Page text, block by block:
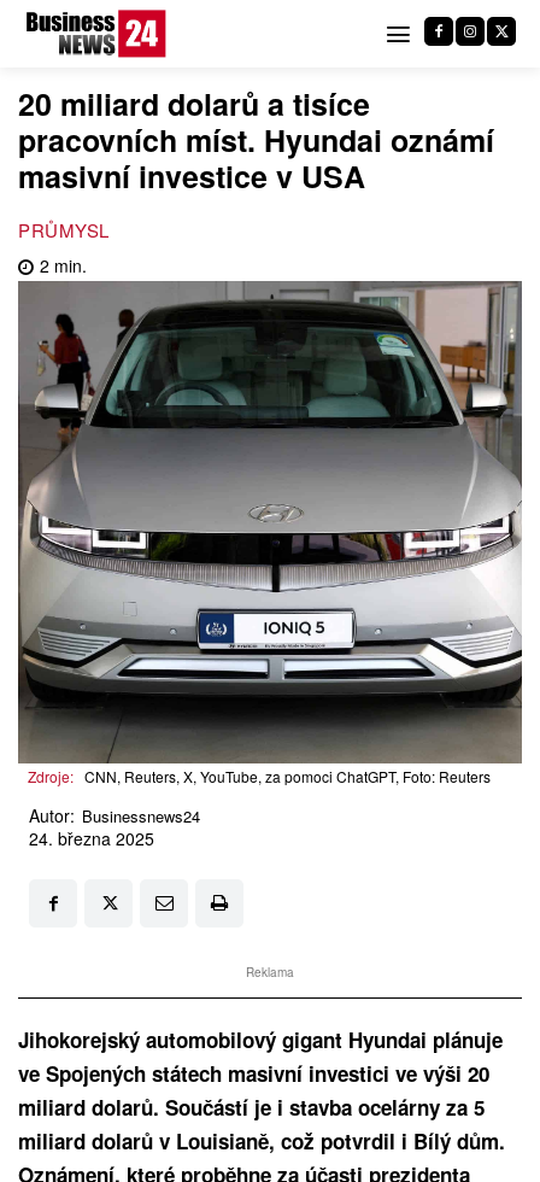
20 miliard dolarů a tisíce
pracovních míst. Hyundai oznámí
masivní investice v USA
PRŮMYSL
2 min.
Zdroje: CNN, Reuters, X, YouTube, za pomoci ChatGPT, Foto: Reuters
Autor: Businessnews24
24. března 2025
Reklama
Jihokorejský automobilový gigant Hyundai plánuje
ve Spojených státech masivní investici ve výši 20
miliard dolarů. Součástí je i stavba ocelárny za 5
miliard dolarů v Louisianě, což potvrdil i Bílý dům.
Oznámení, které proběhne za účasti prezidenta